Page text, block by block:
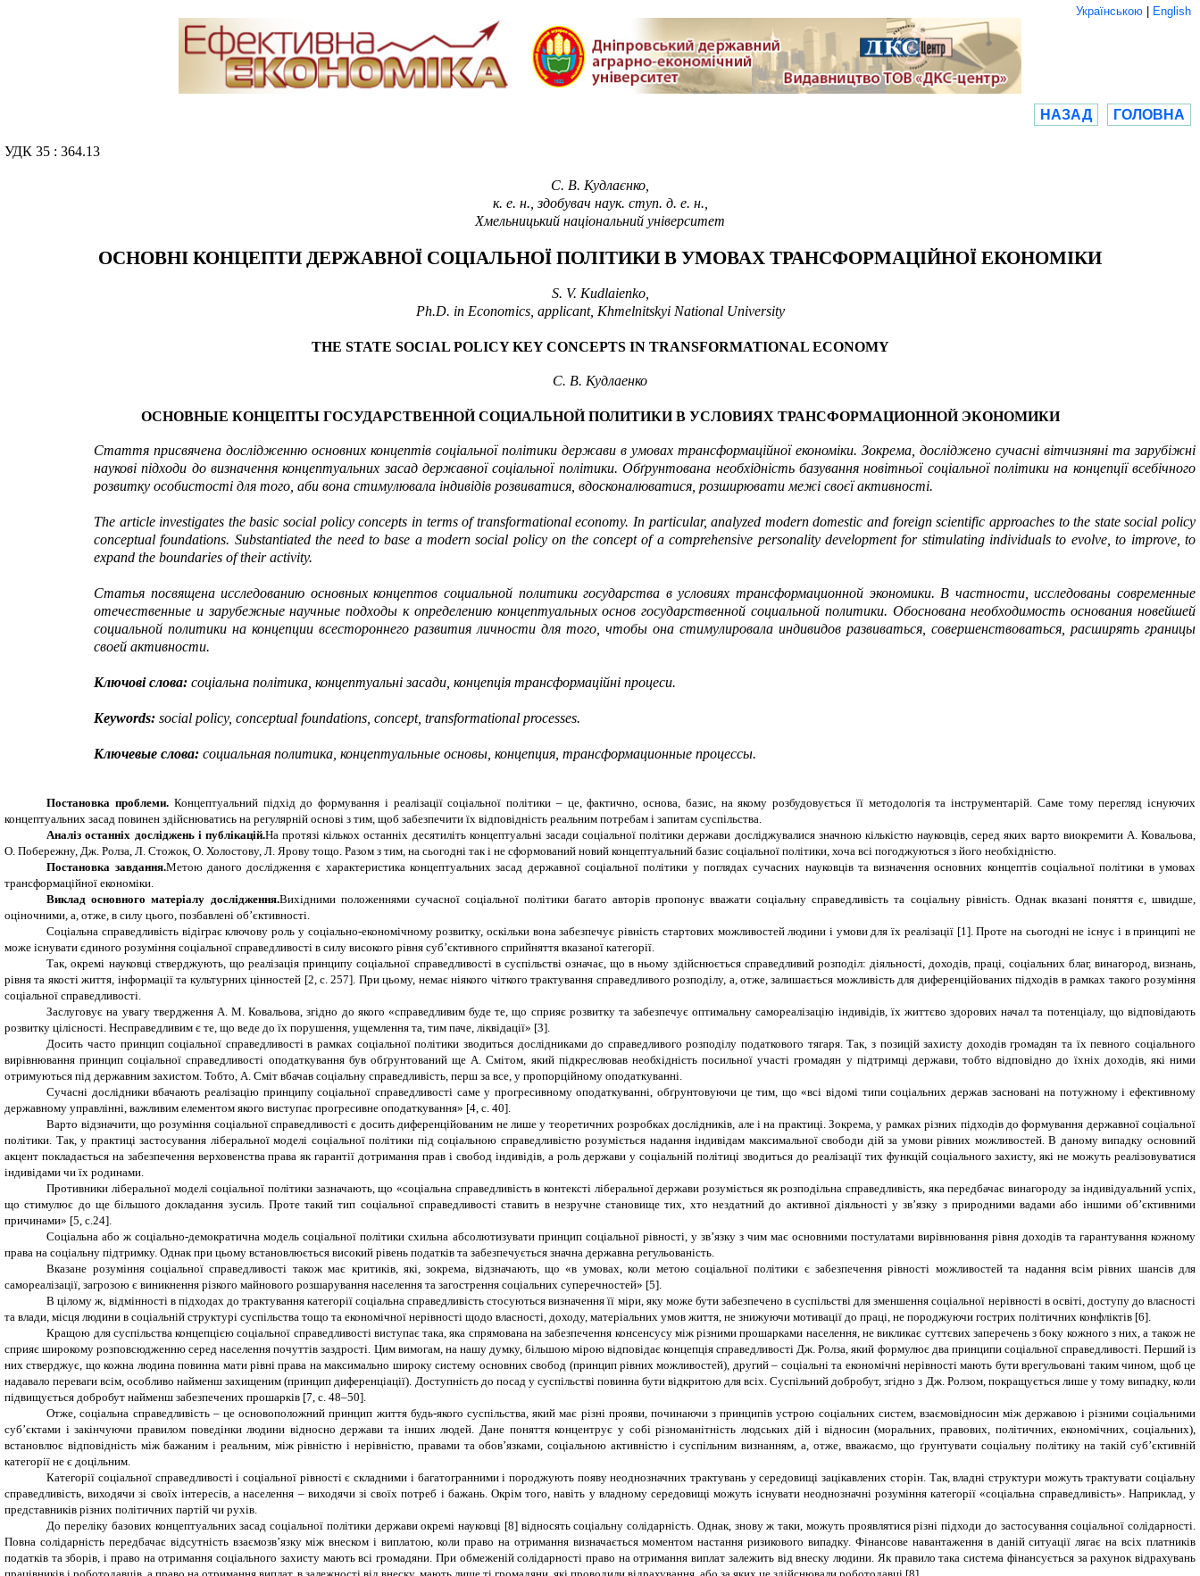
Українською English
НАЗАД ГОЛОВНА
УДК 35 : 364.13
С. В. Кудлаєнко,
к. е. н., здобувач наук. ступ. д. е. н.,
Хмельницький національний університет
ОСНОВНІ КОНЦЕПТИ ДЕРЖАВНОЇ СОЦІАЛЬНОЇ ПОЛІТИКИ В УМОВАХ ТРАНСФОРМАЦІЙНОЇ ЕКОНОМІКИ
S. V. Kudlaienko,
Ph.D. in Economics, аpplicant, Khmelnitskyi National University
THE STATE SOCIAL POLICY KEY CONCEPTS IN TRANSFORMATIONAL ECONOMY
С. В. Кудлаенко
ОСНОВНЫЕ КОНЦЕПТЫ ГОСУДАРСТВЕННОЙ СОЦИАЛЬНОЙ ПОЛИТИКИ В УСЛОВИЯХ ТРАНСФОРМАЦИОННОЙ ЭКОНОМИКИ
Стаття присвячена дослідженню основних концептів соціальної політики держави в умовах трансформаційної економіки. Зокрема, досліджено сучасні вітчизняні та зарубіжні
наукові підходи до визначення концептуальних засад державної соціальної політики. Обґрунтована необхідність базування новітньої соціальної політики на концепції всебічного
розвитку особистості для того, аби вона стимулювала індивідів розвиватися, вдосконалюватися, розширювати межі своєї активності.
The article investigates the basic social policy concepts in terms of transformational economy. In particular, analyzed modern domestic and foreign scientific approaches to the state social policy
conceptual foundations. Substantiated the need to base a modern social policy on the concept of a comprehensive personality development for stimulating individuals to evolve, to improve, to
expand the boundaries of their activity.
Статья посвящена исследованию основных концептов социальной политики государства в условиях трансформационной экономики. В частности, исследованы современные
отечественные и зарубежные научные подходы к определению концептуальных основ государственной социальной политики. Обоснована необходимость основания новейшей
социальной политики на концепции всестороннего развития личности для того, чтобы она стимулировала индивидов развиваться, совершенствоваться, расширять границы
своей активности.
Ключові слова: соціальна політика, концептуальні засади, концепція трансформаційні процеси.
Keywords: social policy, conceptual foundations, concept, transformational processes.
Ключевые слова: социальная политика, концептуальные основы, концепция, трансформационные процессы.
Постановка проблеми. Концептуальний підхід до формування і реалізації соціальної політики – це, фактично, основа, базис, на якому розбудовується її методологія та інструментарій. Саме тому перегляд існуючих
концептуальних засад повинен здійснюватись на регулярній основі з тим, щоб забезпечити їх відповідність реальним потребам і запитам суспільства.
Аналіз останніх досліджень і публікацій.На протязі кількох останніх десятиліть концептуальні засади соціальної політики держави досліджувалися значною кількістю науковців, серед яких варто виокремити А. Ковальова,
О. Побережну, Дж. Ролза, Л. Стожок, О. Холостову, Л. Ярову тощо. Разом з тим, на сьогодні так і не сформований новий концептуальний базис соціальної політики, хоча всі погоджуються з його необхідністю.
Постановка завдання.Метою даного дослідження є характеристика концептуальних засад державної соціальної політики у поглядах сучасних науковців та визначення основних концептів соціальної політики в умовах
трансформаційної економіки.
Виклад основного матеріалу дослідження.Вихідними положеннями сучасної соціальної політики багато авторів пропонує вважати соціальну справедливість та соціальну рівність. Однак вказані поняття є, швидше,
оціночними, а, отже, в силу цього, позбавлені об’єктивності.
Соціальна справедливість відіграє ключову роль у соціально-економічному розвитку, оскільки вона забезпечує рівність стартових можливостей людини і умови для їх реалізації [1]. Проте на сьогодні не існує і в принципі не
може існувати єдиного розуміння соціальної справедливості в силу високого рівня суб’єктивного сприйняття вказаної категорії.
Так, окремі науковці стверджують, що реалізація принципу соціальної справедливості в суспільстві означає, що в ньому здійснюється справедливий розподіл: діяльності, доходів, праці, соціальних благ, винагород, визнань,
рівня та якості життя, інформації та культурних цінностей [2, с. 257]. При цьому, немає ніякого чіткого трактування справедливого розподілу, а, отже, залишається можливість для диференційованих підходів в рамках такого розуміння
соціальної справедливості.
Заслуговує на увагу твердження А. М. Ковальова, згідно до якого «справедливим буде те, що сприяє розвитку та забезпечує оптимальну самореалізацію індивідів, їх життєво здорових начал та потенціалу, що відповідають
розвитку цілісності. Несправедливим є те, що веде до їх порушення, ущемлення та, тим паче, ліквідації» [3].
Досить часто принцип соціальної справедливості в рамках соціальної політики зводиться дослідниками до справедливого розподілу податкового тягаря. Так, з позицій захисту доходів громадян та їх певного соціального
вирівнювання принцип соціальної справедливості оподаткування був обґрунтований ще А. Смітом, який підкреслював необхідність посильної участі громадян у підтримці держави, тобто відповідно до їхніх доходів, які ними
отримуються під державним захистом. Тобто, А. Сміт вбачав соціальну справедливість, перш за все, у пропорційному оподаткуванні.
Сучасні дослідники вбачають реалізацію принципу соціальної справедливості саме у прогресивному оподаткуванні, обґрунтовуючи це тим, що «всі відомі типи соціальних держав засновані на потужному і ефективному
державному управлінні, важливим елементом якого виступає прогресивне оподаткування» [4, с. 40].
Варто відзначити, що розуміння соціальної справедливості є досить диференційованим не лише у теоретичних розробках дослідників, але і на практиці. Зокрема, у рамках різних підходів до формування державної соціальної
політики. Так, у практиці застосування ліберальної моделі соціальної політики під соціальною справедливістю розуміється надання індивідам максимальної свободи дій за умови рівних можливостей. В даному випадку основний
акцент покладається на забезпечення верховенства права як гарантії дотримання прав і свобод індивідів, а роль держави у соціальній політиці зводиться до реалізації тих функцій соціального захисту, які не можуть реалізовуватися
індивідами чи їх родинами.
Противники ліберальної моделі соціальної політики зазначають, що «соціальна справедливість в контексті ліберальної держави розуміється як розподільна справедливість, яка передбачає винагороду за індивідуальний успіх,
що стимулює до ще більшого докладання зусиль. Проте такий тип соціальної справедливості ставить в незручне становище тих, хто нездатний до активної діяльності у зв’язку з природними вадами або іншими об’єктивними
причинами» [5, с.24].
Соціальна або ж соціально-демократична модель соціальної політики схильна абсолютизувати принцип соціальної рівності, у зв’язку з чим має основними постулатами вирівнювання рівня доходів та гарантування кожному
права на соціальну підтримку. Однак при цьому встановлюється високий рівень податків та забезпечується значна державна регульованість.
Вказане розуміння соціальної справедливості також має критиків, які, зокрема, відзначають, що «в умовах, коли метою соціальної політики є забезпечення рівності можливостей та надання всім рівних шансів для
самореалізації, загрозою є виникнення різкого майнового розшарування населення та загострення соціальних суперечностей» [5].
В цілому ж, відмінності в підходах до трактування категорії соціальна справедливість стосуються визначення її міри, яку може бути забезпечено в суспільстві для зменшення соціальної нерівності в освіті, доступу до власності
та влади, місця людини в соціальній структурі суспільства тощо та економічної нерівності щодо власності, доходу, матеріальних умов життя, не знижуючи мотивації до праці, не породжуючи гострих політичних конфліктів [6].
Кращою для суспільства концепцією соціальної справедливості виступає така, яка спрямована на забезпечення консенсусу між різними прошарками населення, не викликає суттєвих заперечень з боку кожного з них, а також не
сприяє широкому розповсюдженню серед населення почуттів заздрості. Цим вимогам, на нашу думку, більшою мірою відповідає концепція справедливості Дж. Ролза, який формулює два принципи соціальної справедливості. Перший із
них стверджує, що кожна людина повинна мати рівні права на максимально широку систему основних свобод (принцип рівних можливостей), другий – соціальні та економічні нерівності мають бути врегульовані таким чином, щоб це
надавало переваги всім, особливо найменш захищеним (принцип диференціації). Доступність до посад у суспільстві повинна бути відкритою для всіх. Суспільний добробут, згідно з Дж. Ролзом, покращується лише у тому випадку, коли
підвищується добробут найменш забезпечених прошарків [7, с. 48–50].
Отже, соціальна справедливість – це основоположний принцип життя будь-якого суспільства, який має різні прояви, починаючи з принципів устрою соціальних систем, взаємовідносин між державою і різними соціальними
суб’єктами і закінчуючи правилом поведінки людини відносно держави та інших людей. Дане поняття концентрує у собі різноманітність людських дій і відносин (моральних, правових, політичних, економічних, соціальних),
встановлює відповідність між бажаним і реальним, між рівністю і нерівністю, правами та обов’язками, соціальною активністю і суспільним визнанням, а, отже, вважаємо, що ґрунтувати соціальну політику на такій суб’єктивній
категорії не є доцільним.
Категорії соціальної справедливості і соціальної рівності є складними і багатогранними і породжують появу неоднозначних трактувань у середовищі зацікавлених сторін. Так, владні структури можуть трактувати соціальну
справедливість, виходячи зі своїх інтересів, а населення – виходячи зі своїх потреб і бажань. Окрім того, навіть у владному середовищі можуть існувати неоднозначні розуміння категорії «соціальна справедливість». Наприклад, у
представників різних політичних партій чи рухів.
До переліку базових концептуальних засад соціальної політики держави окремі науковці [8] відносять соціальну солідарність. Однак, знову ж таки, можуть проявлятися різні підходи до застосування соціальної солідарності.
Повна солідарність передбачає відсутність взаємозв’язку між внеском і виплатою, коли право на отримання визначається моментом настання ризикового випадку. Фінансове навантаження в даній ситуації лягає на всіх платників
податків та зборів, і право на отримання соціального захисту мають всі громадяни. При обмеженій солідарності право на отримання виплат залежить від внеску людини. Як правило така система фінансується за рахунок відрахувань